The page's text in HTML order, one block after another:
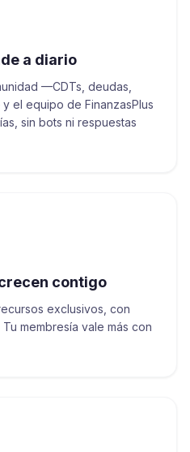
a diario
—CDTs, deudas,
el equipo de FinanzasPlus
sin bots ni respuestas
contigo
exclusivos, con
membresía vale más con